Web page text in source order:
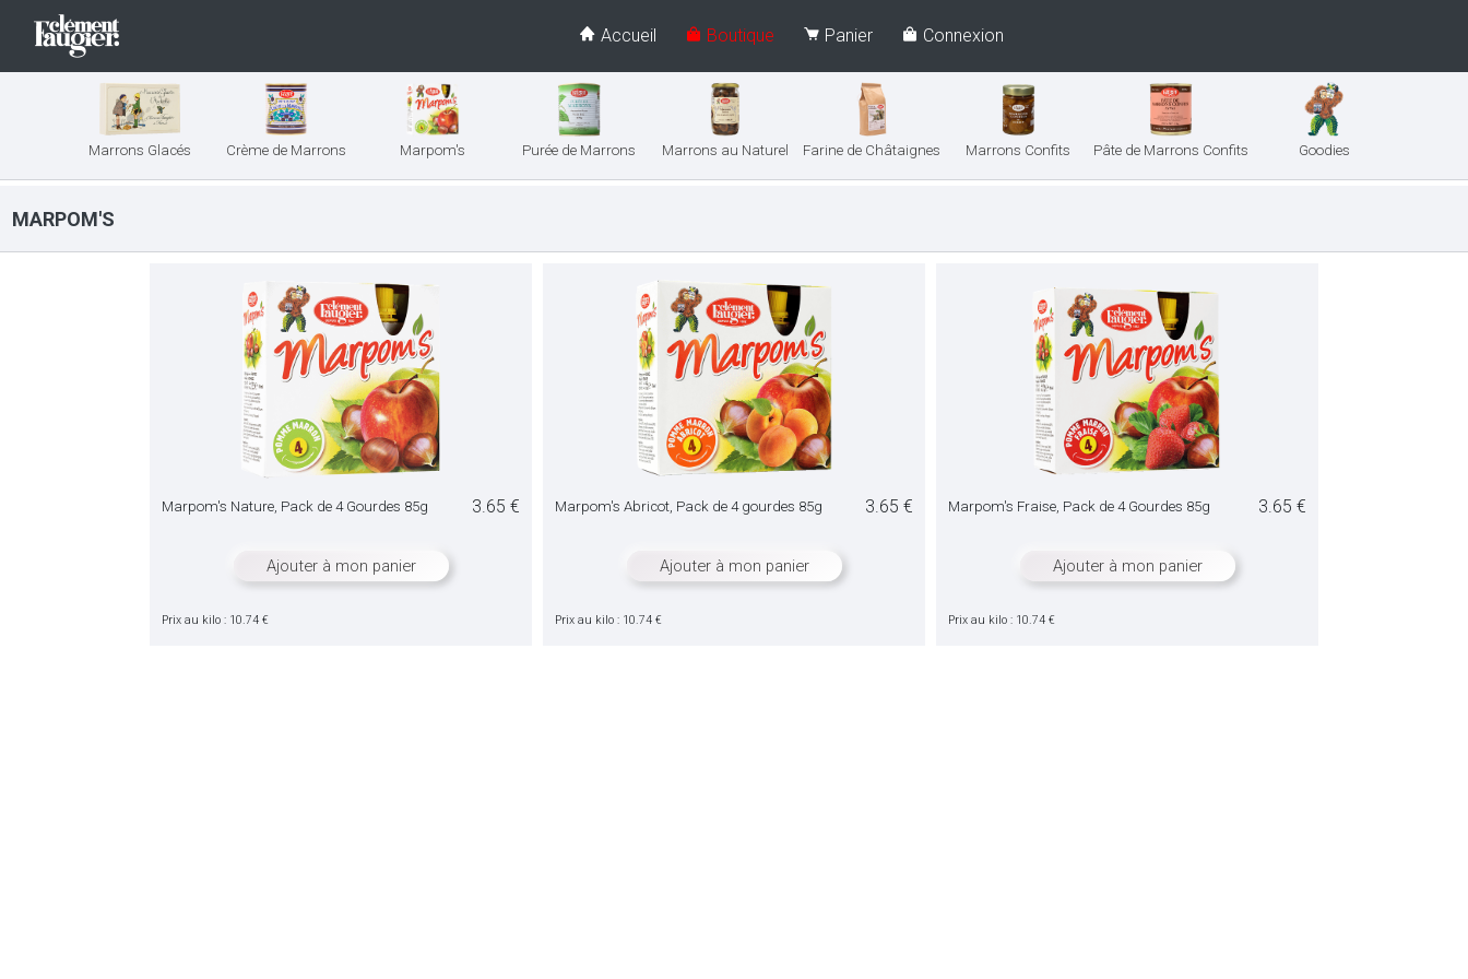
Accueil Boutique Panier Connexion
Marrons Glacés Crème de Marrons Marpom's Purée de Marrons Marrons au Naturel Farine de Châtaignes Marrons Confits Pâte de Marrons Confits Goodies
MARPOM'S
Marpom's Nature, Pack de 4 Gourdes 85g 3.65 €
Ajouter à mon panier
Prix au kilo : 10.74 €
Marpom's Abricot, Pack de 4 gourdes 85g 3.65 €
Ajouter à mon panier
Prix au kilo : 10.74 €
Marpom's Fraise, Pack de 4 Gourdes 85g 3.65 €
Ajouter à mon panier
Prix au kilo : 10.74 €